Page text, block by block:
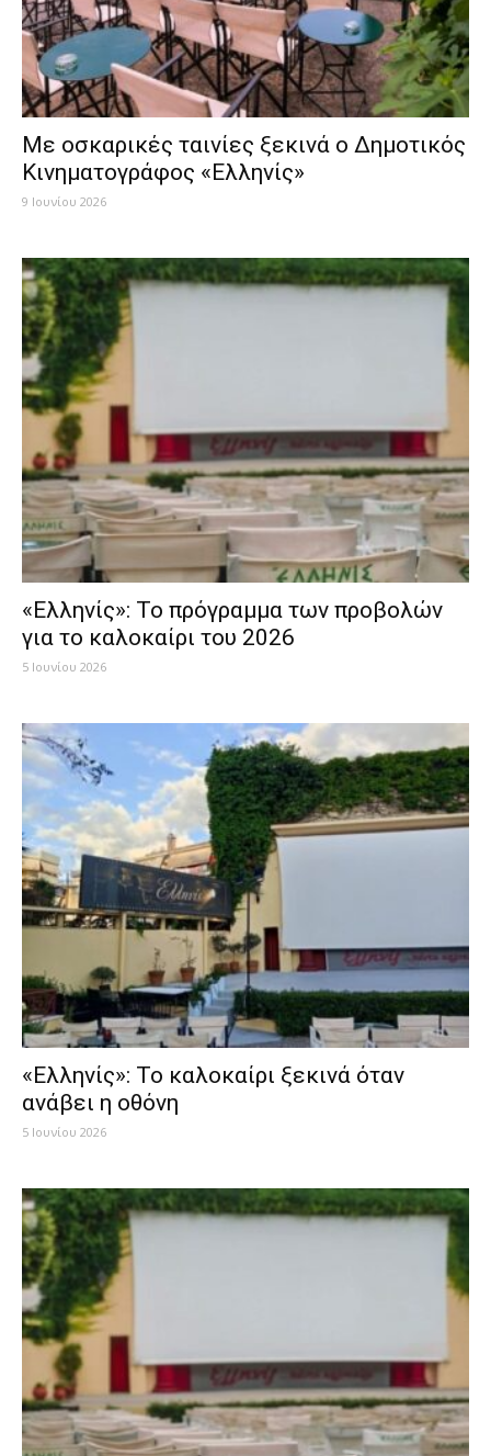
Mε οσκαρικές ταινίες ξεκινά ο Δημοτικός
Κινηματογράφος «Ελληνίς»
9 Ιουνίου 2026
«Eλληνίς»: Το πρόγραμμα των προβολών
για το καλοκαίρι του 2026
5 Ιουνίου 2026
«Ελληνίς»: Το καλοκαίρι ξεκινά όταν
ανάβει η οθόνη
5 Ιουνίου 2026